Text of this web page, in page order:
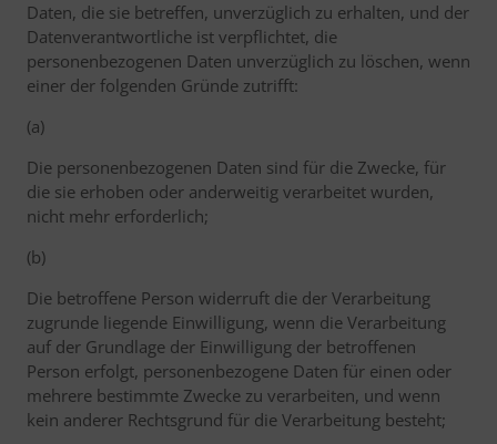
Daten, die sie betreffen, unverzüglich zu erhalten, und der
Datenverantwortliche ist verpflichtet, die
personenbezogenen Daten unverzüglich zu löschen, wenn
einer der folgenden Gründe zutrifft:
(a)
Die personenbezogenen Daten sind für die Zwecke, für
die sie erhoben oder anderweitig verarbeitet wurden,
nicht mehr erforderlich;
(b)
Die betroffene Person widerruft die der Verarbeitung
zugrunde liegende Einwilligung, wenn die Verarbeitung
auf der Grundlage der Einwilligung der betroffenen
Person erfolgt, personenbezogene Daten für einen oder
mehrere bestimmte Zwecke zu verarbeiten, und wenn
kein anderer Rechtsgrund für die Verarbeitung besteht;